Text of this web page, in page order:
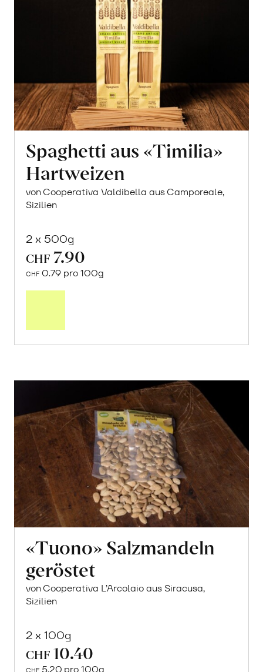
Spaghetti aus «Timilia»
Hartweizen
von Cooperativa Valdibella aus Camporeale,
Sizilien
2 x 500g
CHF 7.90
CHF 0.79 pro 100g
«Tuono» Salzmandeln
geröstet
von Cooperativa L’Arcolaio aus Siracusa,
Sizilien
2 x 100g
CHF 10.40
CHF 5.20 pro 100g